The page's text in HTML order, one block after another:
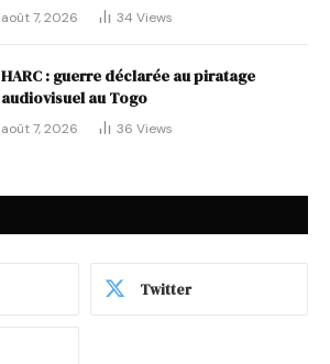
août 7, 2026 34 Views
HARC : guerre déclarée au piratage
audiovisuel au Togo
août 7, 2026 36 Views
Twitter